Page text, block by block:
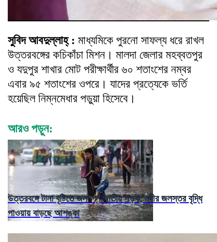
সুবিদ আবদুল্লাহ্ : মাধ্যমিকে পুরনো সাফল্য ধরে রাখল
উত্তরবঙ্গের কচিকাঁচা মিশন। মালদা জেলার মহব্বতপুর
ও যদুপুর শাখার মোট পরীক্ষার্থীর ৬০ শতাংশের নম্বর
এবার ৯৫ শতাংশের ওপরে। যাদের প্রত্যেকে ভর্তি
হয়েছিল নিম্নমেধার পড়ুয়া হিসেবে।
আরও পড়ুন:
উত্তরবঙ্গে টানা বৃষ্টিতে জলমগ্ন জাতীয় সড়ক, নদীর জলস্তর বৃদ্ধি
পাওয়ায় বাড়ছে আশঙ্কা